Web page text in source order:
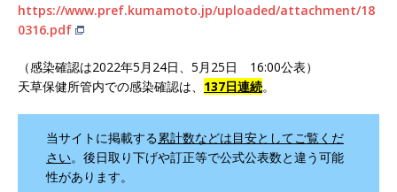
https://www.pref.kumamoto.jp/uploaded/attachment/18
0316.pdf
（感染確認は2022年5月24日、5月25日 16:00公表）
天草保健所管内での感染確認は、 137日連続。
当サイトに掲載する累計数などは目安としてご覧くだ
さい。後日取り下げや訂正等で公式公表数と違う可能
性があります。